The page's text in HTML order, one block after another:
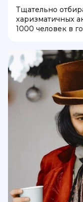
Тщательно
харизматичных
1000 человек в